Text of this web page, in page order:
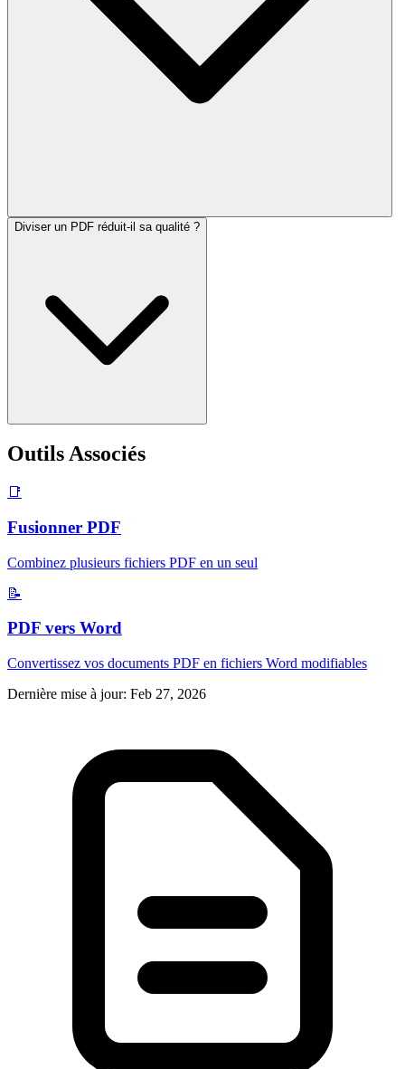
Diviser un PDF réduit-il sa qualité ?
Outils Associés
📑
Fusionner PDF
Combinez plusieurs fichiers PDF en un seul
📝
PDF vers Word
Convertissez vos documents PDF en fichiers Word modifiables
Dernière mise à jour: Feb 27, 2026